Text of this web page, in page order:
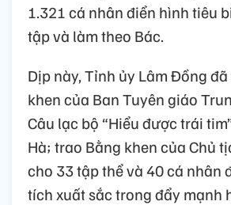
1.321 cá nhân điển hình tiêu
tập và làm theo Bác.
Dịp này, Tỉnh ủy Lâm Đồng
khen của Ban Tuyên giáo
Câu lạc bộ “Hiểu được trái
Hà; trao Bằng khen của Chủ
cho 33 tập thể và 40 cá nhân
tích xuất sắc trong đẩy mạnh